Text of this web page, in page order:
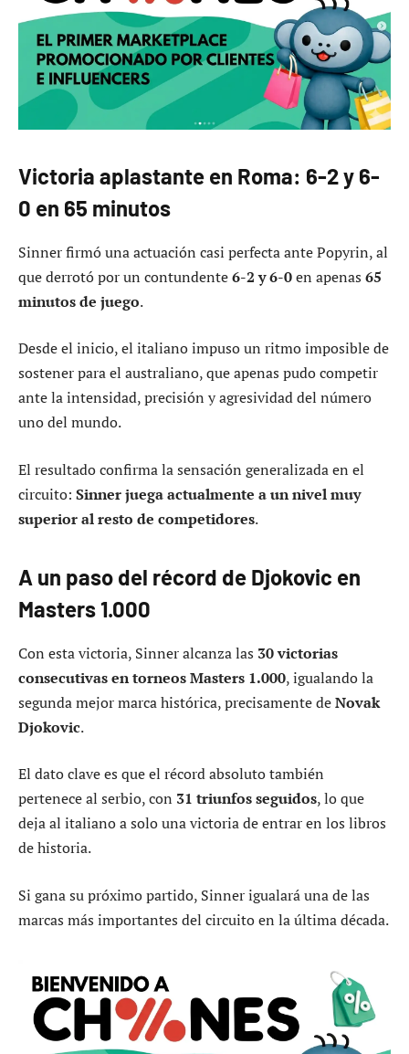
Victoria aplastante en Roma: 6-2 y 6-
0 en 65 minutos
Sinner firmó una actuación casi perfecta ante Popyrin, al
que derrotó por un contundente6-2 y 6-0en apenas 65
minutos de juego.
Desde el inicio, el italiano impuso un ritmo imposible de
sostener para el australiano, que apenas pudo competir
ante la intensidad, precisión y agresividad del número
uno del mundo.
El resultado confirma la sensación generalizada en el
circuito: Sinner juega actualmente a un nivel muy
superior al resto de competidores.
A un paso del récord de Djokovic en
Masters 1.000
Con esta victoria, Sinner alcanza las 30 victorias
consecutivas en torneos Masters 1.000, igualando la
segunda mejor marca histórica, precisamente deNovak
Djokovic.
El dato clave es que el récord absoluto también
pertenece al serbio, con 31 triunfos seguidos, lo que
deja al italiano a solo una victoria de entrar en los libros
de historia.
Si gana su próximo partido, Sinner igualará una de las
marcas más importantes del circuito en la última década.